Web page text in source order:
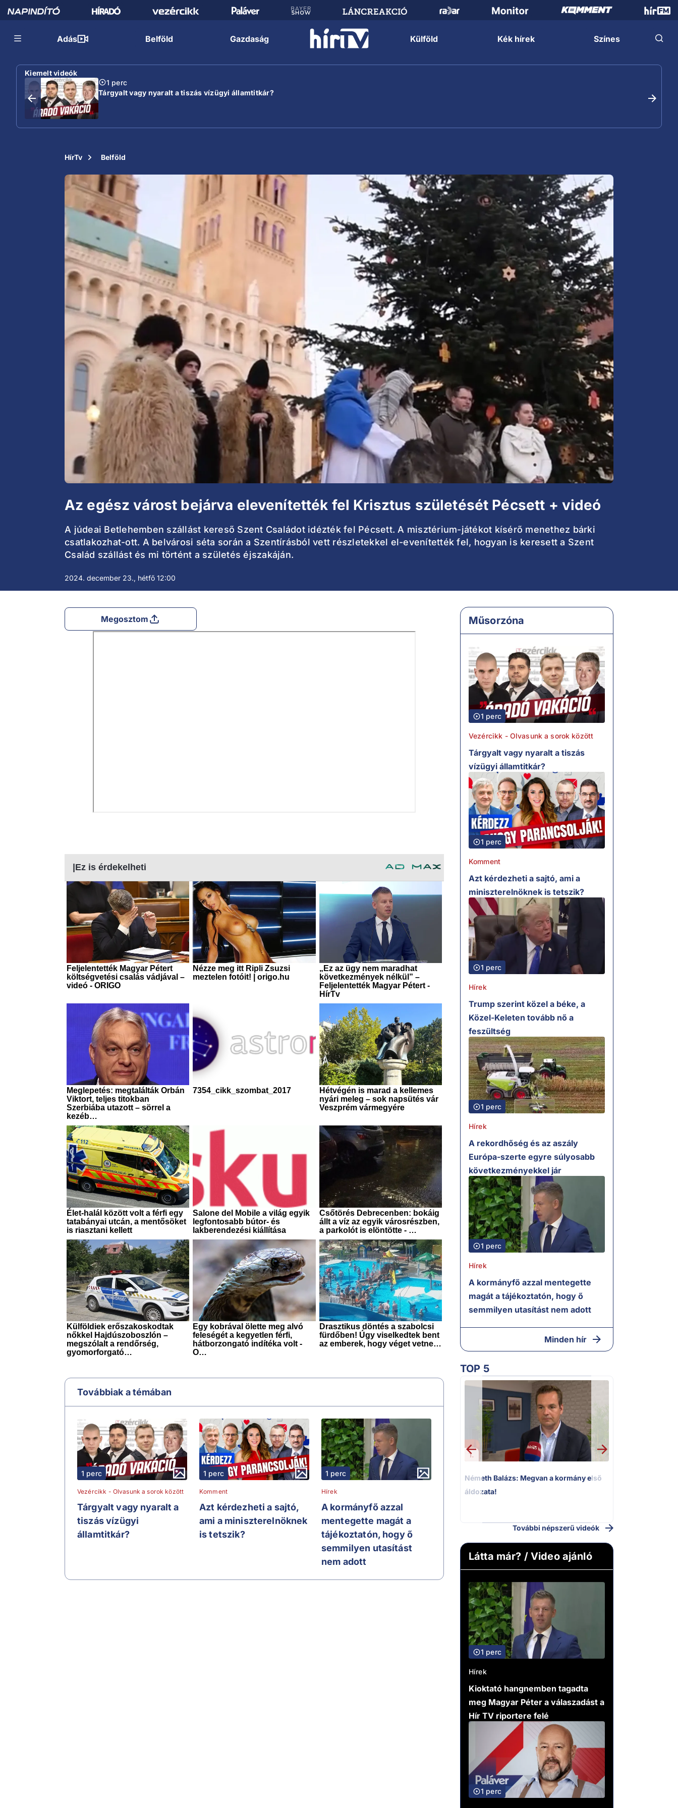
Adás Belföld Gazdaság Külföld Kék hírek Színes
Kiemelt videók
1 perc
Tárgyalt vagy nyaralt a tiszás vízügyi államtitkár?
HírTv Belföld
Az egész várost bejárva elevenítették fel Krisztus születését Pécsett + videó
A júdeai Betlehemben szállást kereső Szent Családot idézték fel Pécsett. A misztérium-játékot kísérő menethez bárki
csatlakozhat-ott. A belvárosi séta során a Szentírásból vett részletekkel el-evenítették fel, hogyan is keresett a Szent
Család szállást és mi történt a születés éjszakáján.
2024. december 23., hétfő 12:00
Megosztom
Továbbiak a témában
1 perc
Vezércikk - Olvasunk a sorok között
Tárgyalt vagy nyaralt a
tiszás vízügyi
államtitkár?
1 perc
Komment
Azt kérdezheti a sajtó,
ami a miniszterelnöknek
is tetszik?
1 perc
Hírek
A kormányfő azzal
mentegette magát a
tájékoztatón, hogy ő
semmilyen utasítást
nem adott
Műsorzóna
1 perc
Vezércikk - Olvasunk a sorok között
Tárgyalt vagy nyaralt a tiszás
vízügyi államtitkár?
1 perc
Komment
Azt kérdezheti a sajtó, ami a
miniszterelnöknek is tetszik?
1 perc
Hírek
Trump szerint közel a béke, a
Közel-Keleten tovább nő a
feszültség
1 perc
Hírek
A rekordhőség és az aszály
Európa-szerte egyre súlyosabb
következményekkel jár
1 perc
Hírek
A kormányfő azzal mentegette
magát a tájékoztatón, hogy ő
semmilyen utasítást nem adott
Minden hír
TOP 5
1.
Németh Balázs: Megvan a kormány első
áldozata!
További népszerű videók
Látta már? / Video ajánló
1 perc
Hírek
Kioktató hangnemben tagadta
meg Magyar Péter a válaszadást a
Hír TV riportere felé
1 perc